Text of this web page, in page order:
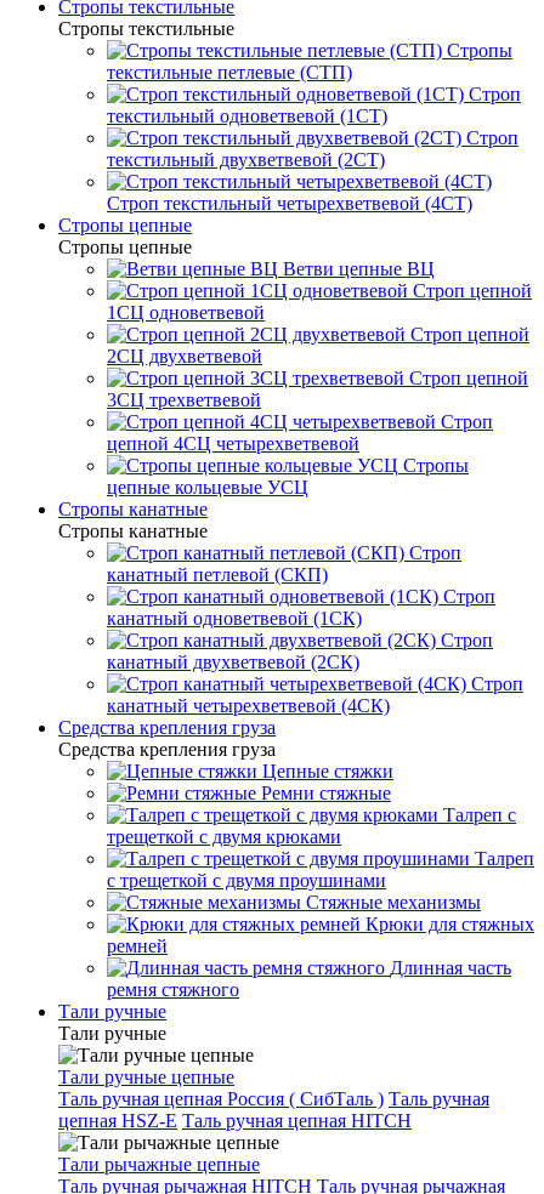
Стропы текстильные
Стропы текстильные
Стропы
текстильные петлевые (СТП)
Строп
текстильный одноветвевой (1СТ)
Строп
текстильный двухветвевой (2СТ)
Строп текстильный четырехветвевой (4СТ)
Стропы цепные
Стропы цепные
Ветви цепные ВЦ
Строп цепной
1СЦ одноветвевой
Строп цепной
2СЦ двухветвевой
Строп цепной
3СЦ трехветвевой
Строп
цепной 4СЦ четырехветвевой
Стропы
цепные кольцевые УСЦ
Стропы канатные
Стропы канатные
Строп
канатный петлевой (СКП)
Строп
канатный одноветвевой (1СК)
Строп
канатный двухветвевой (2СК)
Строп
канатный четырехветвевой (4СК)
Средства крепления груза
Средства крепления груза
Цепные стяжки
Ремни стяжные
Талреп с
трещеткой с двумя крюками
Талреп
с трещеткой с двумя проушинами
Стяжные механизмы
Крюки для стяжных
ремней
Длинная часть
ремня стяжного
Тали ручные
Тали ручные
Тали ручные цепные
Таль ручная цепная Россия ( СибТаль ) Таль ручная
цепная HSZ-E Таль ручная цепная HITCH
Тали рычажные цепные
Таль ручная рычажная HITCH Таль ручная рычажная